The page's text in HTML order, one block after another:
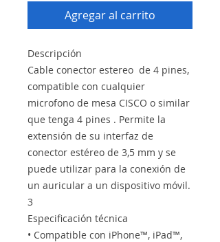
Agregar al carrito
Descripción
Cable conector estereo de 4 pines,
compatible con cualquier
microfono de mesa CISCO o similar
que tenga 4 pines . Permite la
extensión de su interfaz de
conector estéreo de 3,5 mm y se
puede utilizar para la conexión de
un auricular a un dispositivo móvil.
3
Especificación técnica
• Compatible con iPhone™, iPad™,